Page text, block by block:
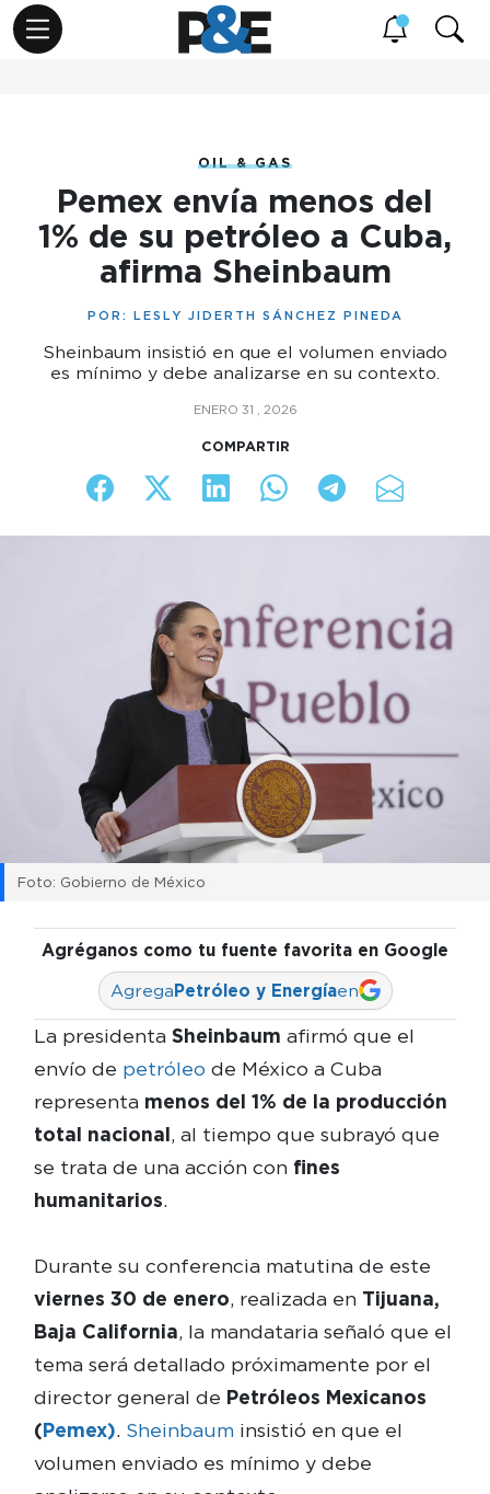
OIL & GAS
Pemex envía menos del
1% de su petróleo a Cuba,
afirma Sheinbaum
POR: LESLY JIDERTH SÁNCHEZ PINEDA
Sheinbaum insistió en que el volumen enviado
es mínimo y debe analizarse en su contexto.
ENERO 31 , 2026
COMPARTIR
Foto: Gobierno de México
Agréganos como tu fuente favorita en Google
AgregaPetróleo y Energíaen
La presidenta Sheinbaum afirmó que el
envío de petróleo de México a Cuba
representa menos del 1% de la producción
total nacional, al tiempo que subrayó que
se trata de una acción con fines
humanitarios.
Durante su conferencia matutina de este
viernes 30 de enero, realizada en Tijuana,
Baja California, la mandataria señaló que el
tema será detallado próximamente por el
director general de Petróleos Mexicanos
(Pemex). Sheinbaum insistió en que el
volumen enviado es mínimo y debe